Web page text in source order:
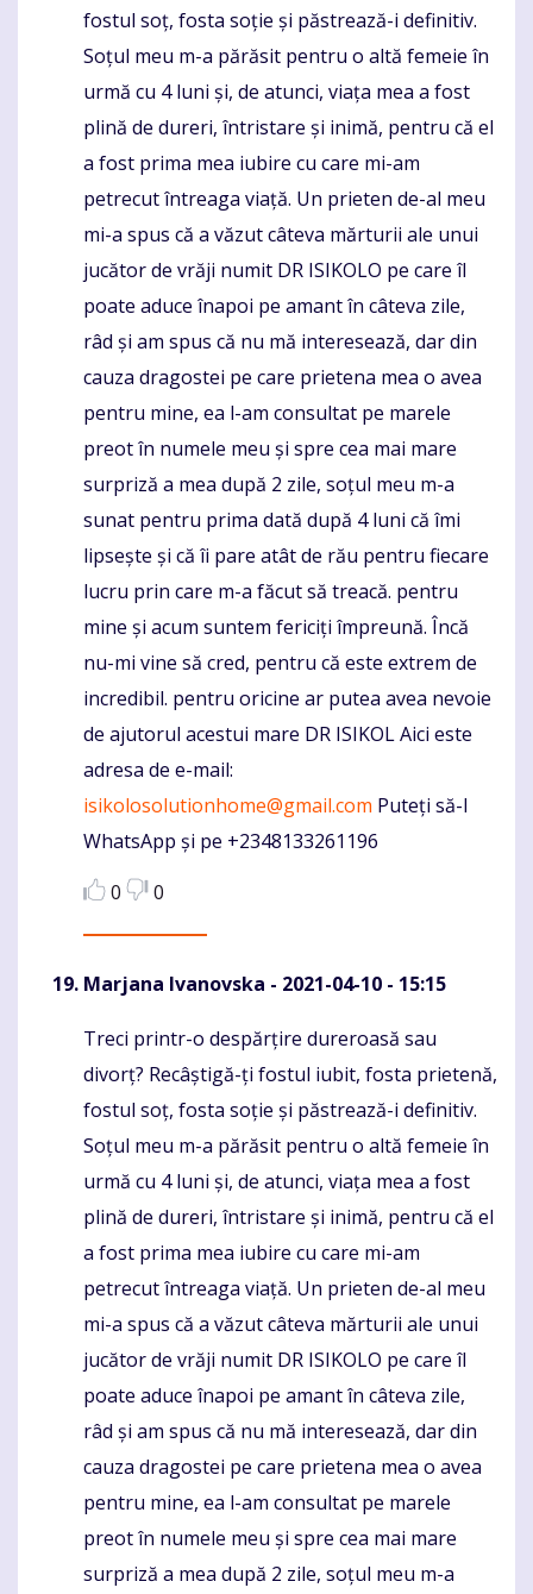
fostul soț, fosta soție și păstrează-i definitiv.
Soțul meu m-a părăsit pentru o altă femeie în
urmă cu 4 luni și, de atunci, viața mea a fost
plină de dureri, întristare și inimă, pentru că el
a fost prima mea iubire cu care mi-am
petrecut întreaga viață. Un prieten de-al meu
mi-a spus că a văzut câteva mărturii ale unui
jucător de vrăji numit DR ISIKOLO pe care îl
poate aduce înapoi pe amant în câteva zile,
râd și am spus că nu mă interesează, dar din
cauza dragostei pe care prietena mea o avea
pentru mine, ea l-am consultat pe marele
preot în numele meu și spre cea mai mare
surpriză a mea după 2 zile, soțul meu m-a
sunat pentru prima dată după 4 luni că îmi
lipsește și că îi pare atât de rău pentru fiecare
lucru prin care m-a făcut să treacă. pentru
mine și acum suntem fericiți împreună. Încă
nu-mi vine să cred, pentru că este extrem de
incredibil. pentru oricine ar putea avea nevoie
de ajutorul acestui mare DR ISIKOL Aici este
adresa de e-mail:
isikolosolutionhome@gmail.com Puteți să-l
WhatsApp și pe +2348133261196
0
0
Marjana Ivanovska - 2021-04-10 - 15:15
Komentaras
Treci printr-o despărțire dureroasă sau
divorț? Recâștigă-ți fostul iubit, fosta prietenă,
fostul soț, fosta soție și păstrează-i definitiv.
Soțul meu m-a părăsit pentru o altă femeie în
urmă cu 4 luni și, de atunci, viața mea a fost
plină de dureri, întristare și inimă, pentru că el
a fost prima mea iubire cu care mi-am
petrecut întreaga viață. Un prieten de-al meu
mi-a spus că a văzut câteva mărturii ale unui
jucător de vrăji numit DR ISIKOLO pe care îl
poate aduce înapoi pe amant în câteva zile,
râd și am spus că nu mă interesează, dar din
cauza dragostei pe care prietena mea o avea
pentru mine, ea l-am consultat pe marele
preot în numele meu și spre cea mai mare
surpriză a mea după 2 zile, soțul meu m-a